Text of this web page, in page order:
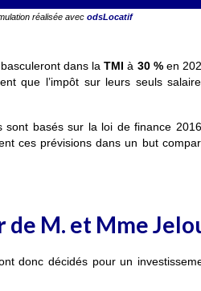
réalisée avecodsLocatif
dans laTMI à 30 %en
que l’impôt sur leurs seuls
basés sur la loi de finance
ces prévisions dans un but
de M. et Mme
donc décidés pour un